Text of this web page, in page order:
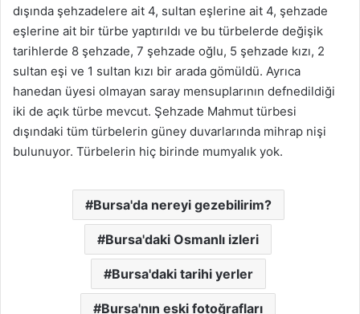
dışında şehzadelere ait 4, sultan eşlerine ait 4, şehzade
eşlerine ait bir türbe yaptırıldı ve bu türbelerde değişik
tarihlerde 8 şehzade, 7 şehzade oğlu, 5 şehzade kızı, 2
sultan eşi ve 1 sultan kızı bir arada gömüldü. Ayrıca
hanedan üyesi olmayan saray mensuplarının defnedildiği
iki de açık türbe mevcut. Şehzade Mahmut türbesi
dışındaki tüm türbelerin güney duvarlarında mihrap nişi
bulunuyor. Türbelerin hiç birinde mumyalık yok.
Bursa'da nereyi gezebilirim?
Bursa'daki Osmanlı izleri
Bursa'daki tarihi yerler
Bursa'nın eski fotoğrafları